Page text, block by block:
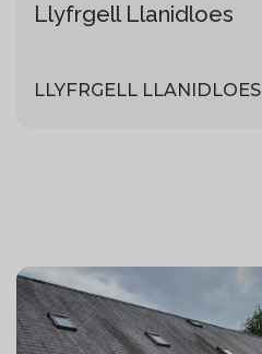
Llyfrgell Llanidloes
LLYFRGELL LLANIDLOES